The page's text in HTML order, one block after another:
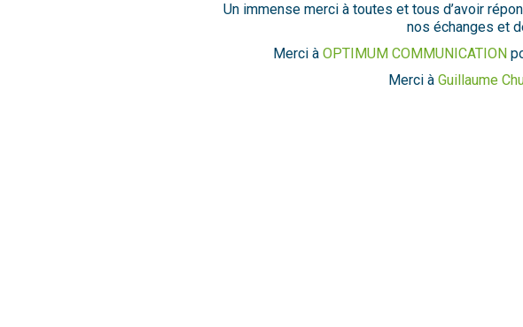
Un immense merci à toutes et tous d’avoir
nos échanges et
Merci à OPTIMUM COMMUNICATION
Merci à Guillaume